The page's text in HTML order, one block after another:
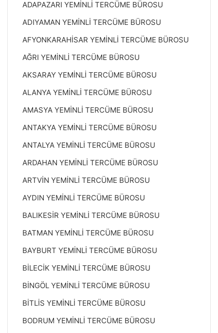
ADAPAZARI YEMİNLİ TERCÜME BÜROSU
ADIYAMAN YEMİNLİ TERCÜME BÜROSU
AFYONKARAHİSAR YEMİNLİ TERCÜME BÜROSU
AĞRI YEMİNLİ TERCÜME BÜROSU
AKSARAY YEMİNLİ TERCÜME BÜROSU
ALANYA YEMİNLİ TERCÜME BÜROSU
AMASYA YEMİNLİ TERCÜME BÜROSU
ANTAKYA YEMİNLİ TERCÜME BÜROSU
ANTALYA YEMİNLİ TERCÜME BÜROSU
ARDAHAN YEMİNLİ TERCÜME BÜROSU
ARTVİN YEMİNLİ TERCÜME BÜROSU
AYDIN YEMİNLİ TERCÜME BÜROSU
BALIKESİR YEMİNLİ TERCÜME BÜROSU
BATMAN YEMİNLİ TERCÜME BÜROSU
BAYBURT YEMİNLİ TERCÜME BÜROSU
BİLECİK YEMİNLİ TERCÜME BÜROSU
BİNGÖL YEMİNLİ TERCÜME BÜROSU
BİTLİS YEMİNLİ TERCÜME BÜROSU
BODRUM YEMİNLİ TERCÜME BÜROSU